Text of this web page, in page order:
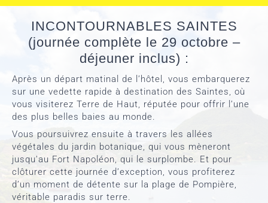
INCONTOURNABLES SAINTES
(journée complète le 29 octobre –
déjeuner inclus) :
Après un départ matinal de l’hôtel, vous embarquerez
sur une vedette rapide à destination des Saintes, où
vous visiterez Terre de Haut, réputée pour offrir l’une
des plus belles baies au monde.
Vous poursuivrez ensuite à travers les allées
végétales du jardin botanique, qui vous mèneront
jusqu’au Fort Napoléon, qui le surplombe. Et pour
clôturer cette journée d’exception, vous profiterez
d’un moment de détente sur la plage de Pompière,
véritable paradis sur terre.